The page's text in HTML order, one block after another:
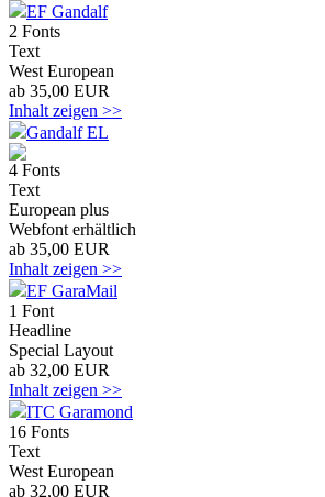
EF Gandalf
2 Fonts
Text
West European
ab 35,00 EUR
Inhalt zeigen >>
Gandalf EL
4 Fonts
Text
European plus
Webfont erhältlich
ab 35,00 EUR
Inhalt zeigen >>
EF GaraMail
1 Font
Headline
Special Layout
ab 32,00 EUR
Inhalt zeigen >>
ITC Garamond
16 Fonts
Text
West European
ab 32,00 EUR